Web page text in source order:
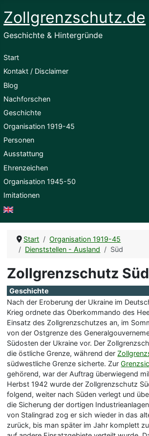
Zollgrenzschutz.de
Geschichte & Hintergründe
Start
Kontakt / Disclaimer
Blog
Nachforschen
Geschichte
Organisation 1919-45
Personen
Ausstattung
Ehrenzeichen
Organisation 1945-50
Imitationen
English
Start
Organisation 1919-45
Dienststellen - Ausland
Süd
Zollgrenzschutz Süd
Geschichte
Nach der Eroberung der Ukraine im
Krieg ordnete das Oberkommando des
Einsatz des Zollgrenzschutzes an, im
von der Ostgrenze des
Südosten der Ukraine vor. Der
die östliche Grenze, während der
südwestliche Grenze sicherte. Zur
gehörend, war der Auftrag überwiegend
Herbst 1942 wurde der Zollgrenzschutz
folgend, weiter nach Süden verlegt und
die Sicherung der dortigen
von Stalingrad zog er sich wieder in das
zurück, bis man später im Jahr komplett